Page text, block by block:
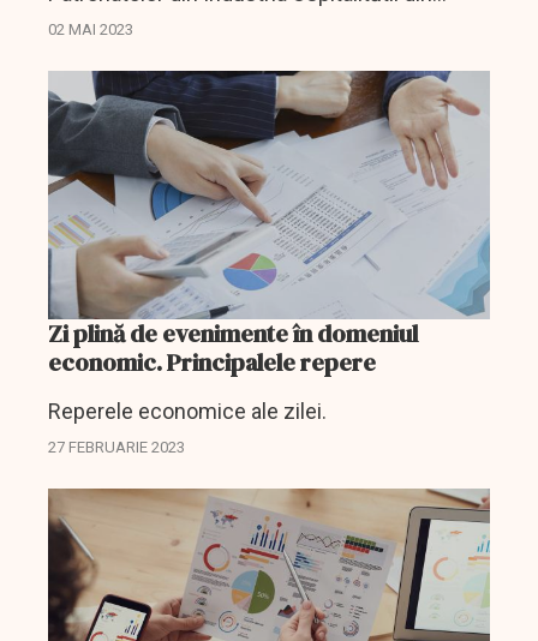
România ( FPIOR) și Președinte de onoare
petrecute de...
02 MAI 2023
Zi plină de evenimente în domeniul
economic. Principalele repere
Reperele economice ale zilei.
27 FEBRUARIE 2023